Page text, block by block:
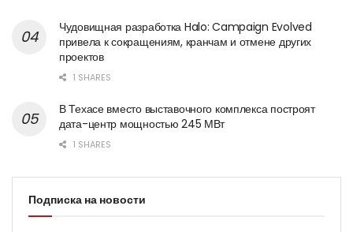
Чудовищная разработка Halo: Campaign Evolved
привела к сокращениям, кранчам и отмене других
проектов
1 SHARES
В Техасе вместо выставочного комплекса построят
дата-центр мощностью 245 МВт
1 SHARES
Подписка на новости